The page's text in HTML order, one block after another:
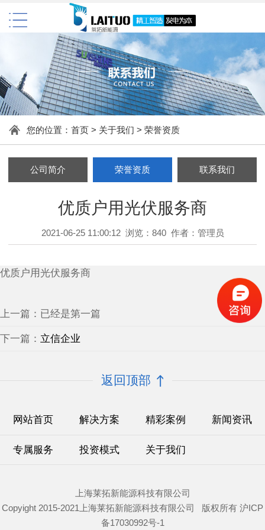
您的位置： 首页> 关于我们 > 荣誉资质
公司简介 荣誉资质 联系我们
优质户用光伏服务商
2021-06-25 11:00:12 浏览：840 作者：管理员
优质户用光伏服务商
上一篇：已经是第一篇
下一篇： 立信企业
返回顶部
网站首页 解决方案 精彩案例 新闻资讯
专属服务 投资模式 关于我们
上海莱拓新能源科技有限公司
Copyight 2015-2021上海莱拓新能源科技有限公司 版权所有 沪ICP
备17030992号-1